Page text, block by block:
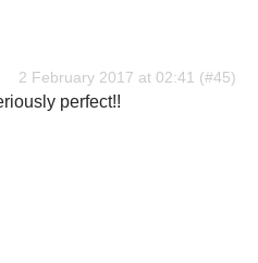
2 February 2017 at 02:41
perfect!!